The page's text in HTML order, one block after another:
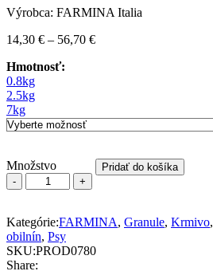
Výrobca: FARMINA Italia
14,30 € – 56,70 €
Hmotnosť:
0.8kg
2.5kg
7kg
Množstvo
N&D
dog
(GF)
adult
mini,
boar
Pridať do košíka
Kategórie:FARMINA, Granule, Krmivo,
obilnín, Psy
SKU:PROD0780
Share: